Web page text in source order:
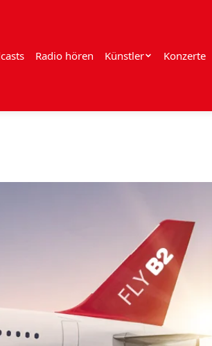
Radio hören Künstler Konzerte